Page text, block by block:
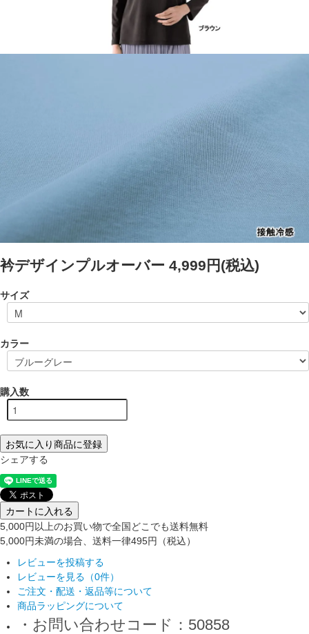
衿デザインプルオーバー 4,999円(税込)
サイズ
カラー
購入数
お気に入り商品に登録
シェアする
カートに入れる
5,000円以上のお買い物で全国どこでも送料無料
5,000円未満の場合、送料一律495円（税込）
レビューを投稿する
レビューを見る（0件）
ご注文・配送・返品等について
商品ラッピングについて
・お問い合わせコード：50858